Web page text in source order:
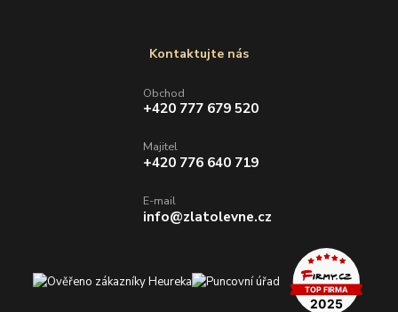
Kontaktujte nás
Obchod
+420 777 679 520
Majitel
+420 776 640 719
E-mail
info@zlatolevne.cz